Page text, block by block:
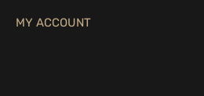
MY ACCOUNT